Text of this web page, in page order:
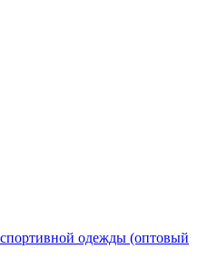
одежды (оптовый